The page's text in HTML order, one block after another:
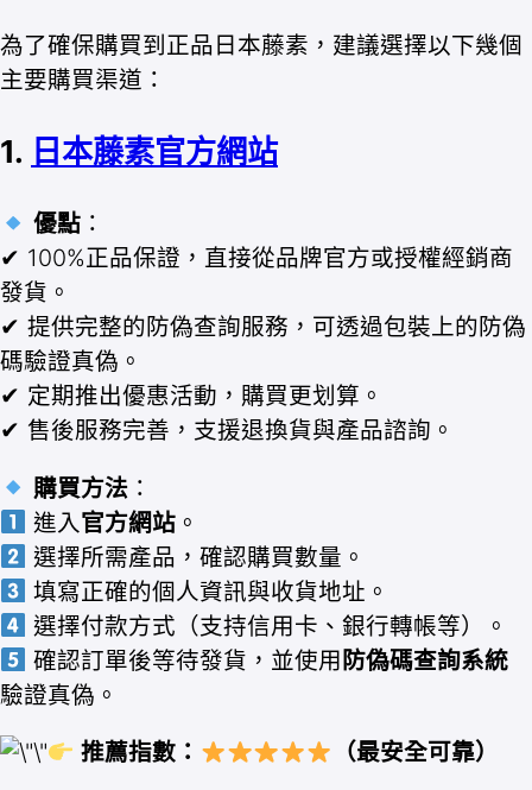
為了確保購買到正品日本藤素，建議選擇以下幾個
主要購買渠道：
1. 日本藤素官方網站
優點 ：
✔ 100%正品保證，直接從品牌官方或授權經銷商
發貨。
✔ 提供完整的防偽查詢服務，可透過包裝上的防偽
碼驗證真偽。
✔ 定期推出優惠活動，購買更划算。
✔ 售後服務完善，支援退換貨與產品諮詢。
購買方法 ：
進入官方網站 。
選擇所需產品，確認購買數量。
填寫正確的個人資訊與收貨地址。
選擇付款方式（支持信用卡、銀行轉帳等）。
確認訂單後等待發貨，並使用 防偽碼查詢系統
驗證真偽。
推薦指數： （最安全可靠）